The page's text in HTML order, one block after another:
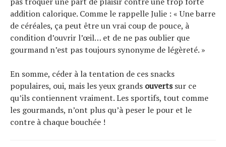
addition calorique. Comme le rappelle Julie : « Une barre
de céréales, ça peut être un vrai coup de pouce, à
condition d’ouvrir l’œil… et de ne pas oublier que
gourmand n’est pas toujours synonyme de légèreté. »
En somme, céder à la tentation de ces snacks
populaires, oui, mais les yeux grands ouvertssur ce
qu’ils contiennent vraiment. Les sportifs, tout comme
les gourmands, n’ont plus qu’à peser le pour et le
contre à chaque bouchée !